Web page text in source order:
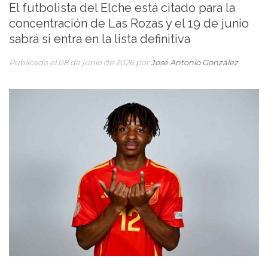
El futbolista del Elche está citado para la
concentración de Las Rozas y el 19 de junio
sabrá si entra en la lista definitiva
Publicado el 08 de junio de 2026 porJosé Antonio González